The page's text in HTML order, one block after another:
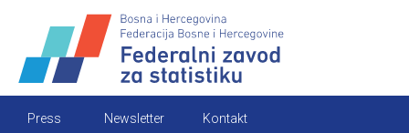
content
Press Newsletter
Kontakt